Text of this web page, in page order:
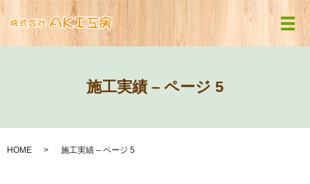
メ
施工実績 – ページ 5
HOME 施工実績 – ページ 5